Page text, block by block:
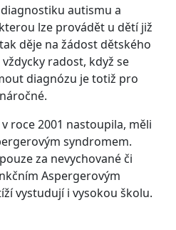
autismu a
lze provádět u dětí již
děje na žádost dětského
radost, když se
diagnózu je totiž pro
roce 2001 nastoupila, měli
syndromem.
za nevychované či
Aspergerovým
vystudují i vysokou školu.